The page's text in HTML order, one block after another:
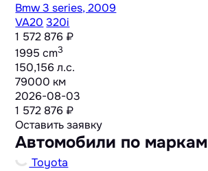
Bmw 3 series, 2009
VA20 320i
1 572 876 ₽
1995 cm3
150,156 л.с.
79000 км
2026-08-03
1 572 876 ₽
Оставить заявку
Автомобили по маркам
Toyota